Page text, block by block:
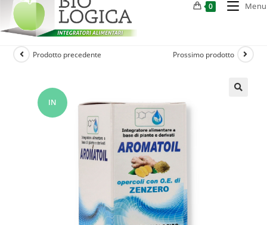
0 Menu
IN
Prodotto precedente Prossimo prodotto